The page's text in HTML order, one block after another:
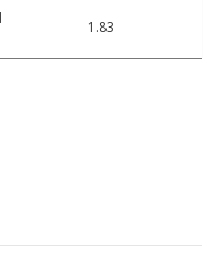
1.83